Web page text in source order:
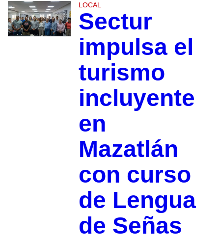
LOCAL
Sectur
impulsa el
turismo
incluyente
en
Mazatlán
con curso
de Lengua
de Señas